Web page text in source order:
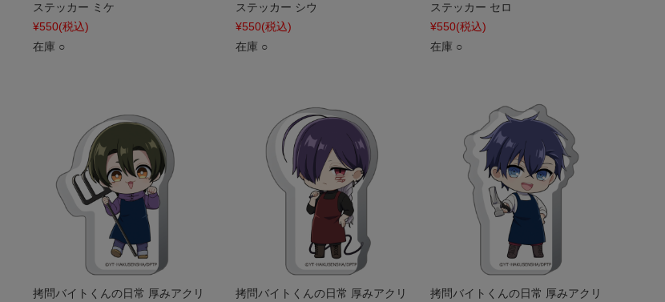
ステッカー ミケ
¥550(税込)
在庫 ○
ステッカー シウ
¥550(税込)
在庫 ○
ステッカー セロ
¥550(税込)
在庫 ○
拷問バイトくんの日常 厚みアクリ
拷問バイトくんの日常 厚みアクリ
拷問バイトくんの日常 厚みアクリ